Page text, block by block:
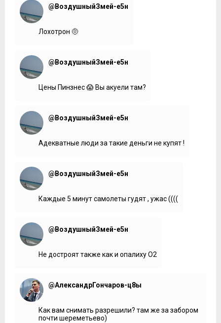
@ВоздушныйЗмей-е5н
Лохотрон 🤨
@ВоздушныйЗмей-е5н
Цены Пинзнес 😱 Вы акуели там?
@ВоздушныйЗмей-е5н
Адекватные люди за такие деньги не купят !
@ВоздушныйЗмей-е5н
Каждые 5 минут самолеты гудят , ужас ((((
@ВоздушныйЗмей-е5н
Не достроят также как и опалиху О2
@АлександрГончаров-ц8ы
Как вам снимать разрешили? там же за забором
почти шереметьево)